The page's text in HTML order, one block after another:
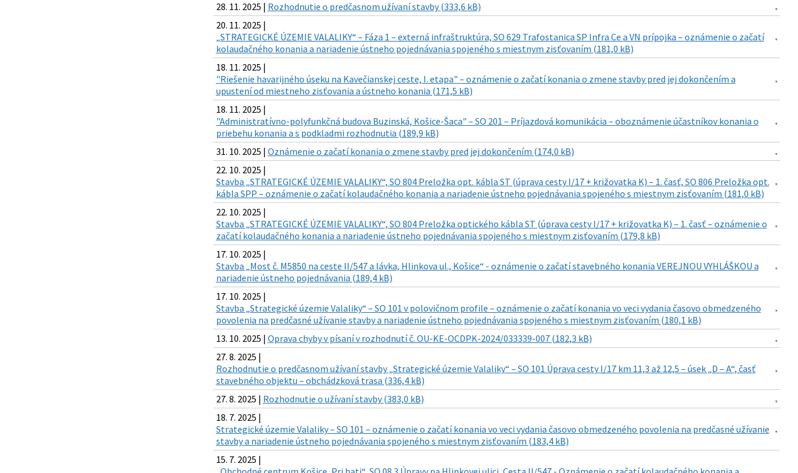
28. 11. 2025 | Rozhodnutie o predčasnom užívaní stavby (333,6 kB)
20. 11. 2025 |
„STRATEGICKÉ ÚZEMIE VALALIKY“ – Fáza 1 – externá infraštruktúra, SO 629 Trafostanica SP Infra Ce a VN prípojka – oznámenie o začatí
kolaudačného konania a nariadenie ústneho pojednávania spojeného s miestnym zisťovaním (181,0 kB)
18. 11. 2025 |
"Riešenie havarijného úseku na Kavečianskej ceste, I. etapa" – oznámenie o začatí konania o zmene stavby pred jej dokončením a
upustení od miestneho zisťovania a ústneho konania (171,5 kB)
18. 11. 2025 |
"Administratívno-polyfunkčná budova Buzinská, Košice-Šaca" – SO 201 – Príjazdová komunikácia – oboznámenie účastníkov konania o
priebehu konania a s podkladmi rozhodnutia (189,9 kB)
31. 10. 2025 | Oznámenie o začatí konania o zmene stavby pred jej dokončením (174,0 kB)
22. 10. 2025 |
Stavba „STRATEGICKÉ ÚZEMIE VALALIKY“, SO 804 Preložka opt. kábla ST (úprava cesty I/17 + križovatka K) – 1. časť, SO 806 Preložka opt.
kábla SPP – oznámenie o začatí kolaudačného konania a nariadenie ústneho pojednávania spojeného s miestnym zisťovaním (181,0 kB)
22. 10. 2025 |
Stavba „STRATEGICKÉ ÚZEMIE VALALIKY“, SO 804 Preložka optického kábla ST (úprava cesty I/17 + križovatka K) – 1. časť – oznámenie o
začatí kolaudačného konania a nariadenie ústneho pojednávania spojeného s miestnym zisťovaním (179,8 kB)
17. 10. 2025 |
Stavba „Most č. M5850 na ceste II/547 a lávka, Hlinkova ul., Košice“ - oznámenie o začatí stavebného konania VEREJNOU VYHLÁŠKOU a
nariadenie ústneho pojednávania (189,4 kB)
17. 10. 2025 |
Stavba „Strategické územie Valaliky“ – SO 101 v polovičnom profile – oznámenie o začatí konania vo veci vydania časovo obmedzeného
povolenia na predčasné užívanie stavby a nariadenie ústneho pojednávania spojeného s miestnym zisťovaním (180,1 kB)
13. 10. 2025 | Oprava chyby v písaní v rozhodnutí č. OU-KE-OCDPK-2024/033339-007 (182,3 kB)
27. 8. 2025 |
Rozhodnutie o predčasnom užívaní stavby „Strategické územie Valaliky“ – SO 101 Úprava cesty I/17 km 11,3 až 12,5 – úsek „D – A“, časť
stavebného objektu – obchádzková trasa (336,4 kB)
27. 8. 2025 | Rozhodnutie o užívaní stavby (383,0 kB)
18. 7. 2025 |
Strategické územie Valaliky – SO 101 – oznámenie o začatí konania vo veci vydania časovo obmedzeného povolenia na predčasné užívanie
stavby a nariadenie ústneho pojednávania spojeného s miestnym zisťovaním (183,4 kB)
15. 7. 2025 |